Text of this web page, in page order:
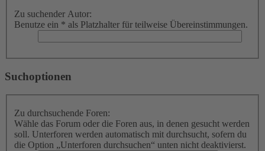
Zu suchender Autor:
Benutze ein * als Platzhalter für teilweise Übereinstimmungen.
Suchoptionen
Zu durchsuchende Foren:
Wähle das Forum oder die Foren aus, in denen gesucht werden
soll. Unterforen werden automatisch mit durchsucht, sofern du
die Option „Unterforen durchsuchen“ unten nicht deaktivierst.